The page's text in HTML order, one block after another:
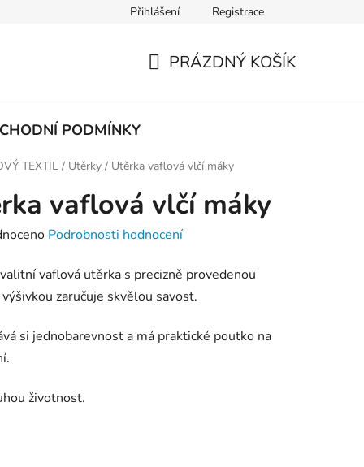
PODMÍNKY OCHRANY OSOBNÍCH ÚDAJŮ
Přihlášení Registrace
PRÁZDNÝ KOŠÍK
PODMÍNKY
TEXTIL / Utěrky / Utěrka vaflová vlčí máky
vaflová vlčí máky
Podrobnosti hodnocení
vaflová utěrka s precizně provedenou
zaručuje skvělou savost.
si jednobarevnost a má praktické poutko na
životnost.